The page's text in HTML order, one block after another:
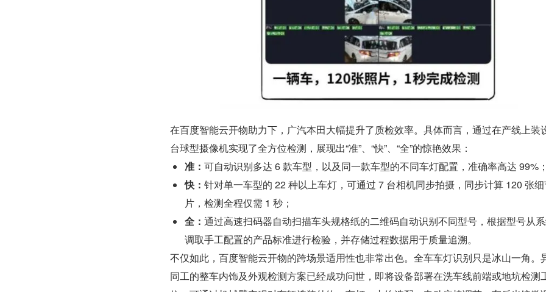
在百度智能云开物助力下，广汽本田大幅提升了质检效率。具体而言，通过在产线上装
台球型摄像机实现了全方位检测，展现出“准”、“快”、“全”的惊艳效果：
准： 可自动识别多达 6 款车型，以及同一款车型的不同车灯配置，准确率高达 99%
快： 针对单一车型的 22 种以上车灯，可通过 7 台相机同步拍摄，同步计算 120 张
片，检测全程仅需 1 秒；
全： 通过高速扫码器自动扫描车头规格纸的二维码自动识别不同型号，根据型号从
调取手工配置的产品标准进行检验，并存储过程数据用于质量追溯。
不仅如此，百度智能云开物的跨场景适用性也非常出色。全车车灯识别只是冰山一角。
同工的整车内饰及外观检测方案已经成功问世，即将设备部署在洗车线前端或地坑检测